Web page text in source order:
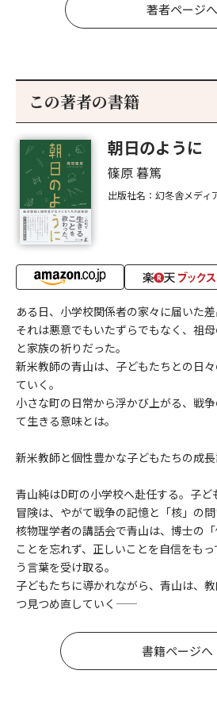
著者ページへ
この著者の書籍
朝日のように
篠原 暮篤
出版社名：幻冬舎メディ
ある日、小学校関係者の家々に届いた差
それは悪意でもいたずらでもなく、祖
と家族の祈りだった。
新米教師の青山は、子どもたちとの日
ていく。
小さな町の日常から浮かび上がる、戦
て生きる意味とは。
新米教師と個性豊かな子どもたちの成
青山純はD町の小学校へ赴任する。子ど
冒険は、やがて戦争の記憶と「核」の問
核物理学者の講話会で青山は、博士の
ことを忘れず、正しいことを自信をも
う言葉を受け取る。
子どもたちに導かれながら、青山は、
つ見つめ直していく――
書籍ページへ